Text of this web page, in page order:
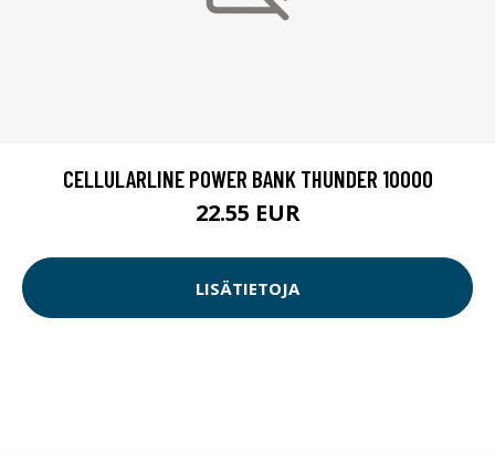
CELLULARLINE POWER BANK THUNDER 10000
22.55 EUR
LISÄTIETOJA